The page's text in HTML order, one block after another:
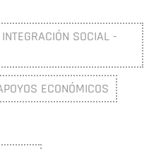
SOCIAL -
ECONÓMICOS